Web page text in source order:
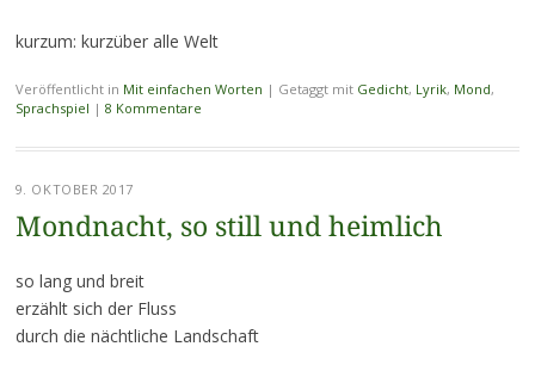
kurzum: kurzüber alle Welt
Veröffentlicht in Mit einfachen Worten | Getaggt mit Gedicht, Lyrik, Mond,
Sprachspiel | 8 Kommentare
9. OKTOBER 2017
Mondnacht, so still und heimlich
so lang und breit
erzählt sich der Fluss
durch die nächtliche Landschaft